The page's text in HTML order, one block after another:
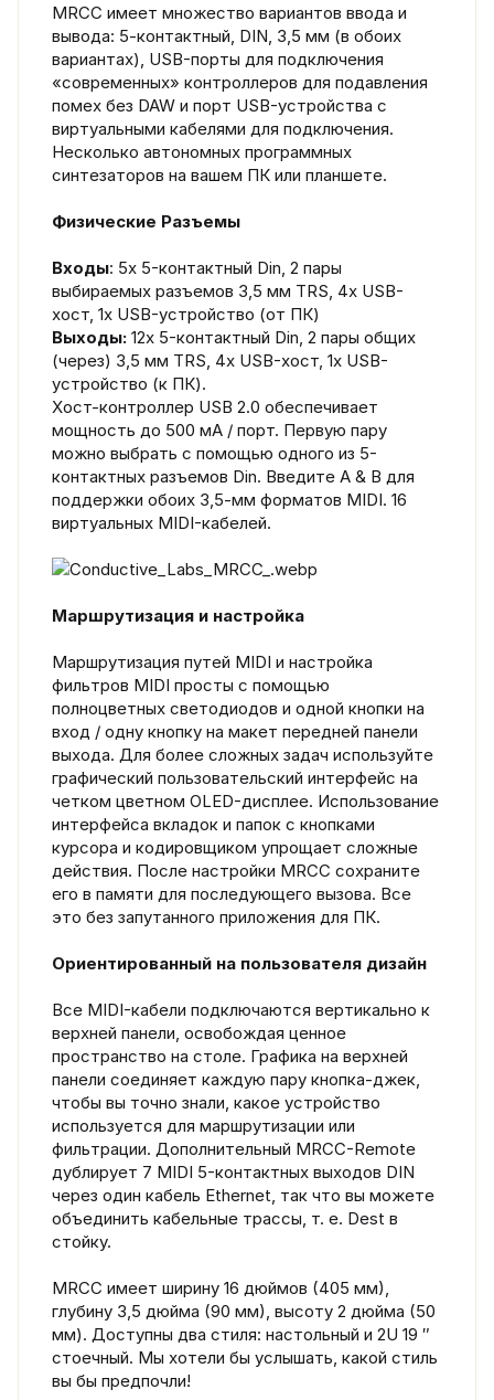
MRCC имеет множество вариантов ввода и
вывода: 5-контактный, DIN, 3,5 мм (в обоих
вариантах), USB-порты для подключения
«современных» контроллеров для подавления
помех без DAW и порт USB-устройства с
виртуальными кабелями для подключения.
Несколько автономных программных
синтезаторов на вашем ПК или планшете.
Физические Разъемы
Входы: 5x 5-контактный Din, 2 пары
выбираемых разъемов 3,5 мм TRS, 4x USB-
хост, 1x USB-устройство (от ПК)
Выходы: 12x 5-контактный Din, 2 пары общих
(через) 3,5 мм TRS, 4x USB-хост, 1x USB-
устройство (к ПК).
Хост-контроллер USB 2.0 обеспечивает
мощность до 500 мА / порт. Первую пару
можно выбрать с помощью одного из 5-
контактных разъемов Din. Введите A & B для
поддержки обоих 3,5-мм форматов MIDI. 16
виртуальных MIDI-кабелей.
Маршрутизация и настройка
Маршрутизация путей MIDI и настройка
фильтров MIDI просты с помощью
полноцветных светодиодов и одной кнопки на
вход / одну кнопку на макет передней панели
выхода. Для более сложных задач используйте
графический пользовательский интерфейс на
четком цветном OLED-дисплее. Использование
интерфейса вкладок и папок с кнопками
курсора и кодировщиком упрощает сложные
действия. После настройки MRCC сохраните
его в памяти для последующего вызова. Все
это без запутанного приложения для ПК.
Ориентированный на пользователя дизайн
Все MIDI-кабели подключаются вертикально к
верхней панели, освобождая ценное
пространство на столе. Графика на верхней
панели соединяет каждую пару кнопка-джек,
чтобы вы точно знали, какое устройство
используется для маршрутизации или
фильтрации. Дополнительный MRCC-Remote
дублирует 7 MIDI 5-контактных выходов DIN
через один кабель Ethernet, так что вы можете
объединить кабельные трассы, т. е. Dest в
стойку.
MRCC имеет ширину 16 дюймов (405 мм),
глубину 3,5 дюйма (90 мм), высоту 2 дюйма (50
мм). Доступны два стиля: настольный и 2U 19 ″
стоечный. Мы хотели бы услышать, какой стиль
вы бы предпочли!